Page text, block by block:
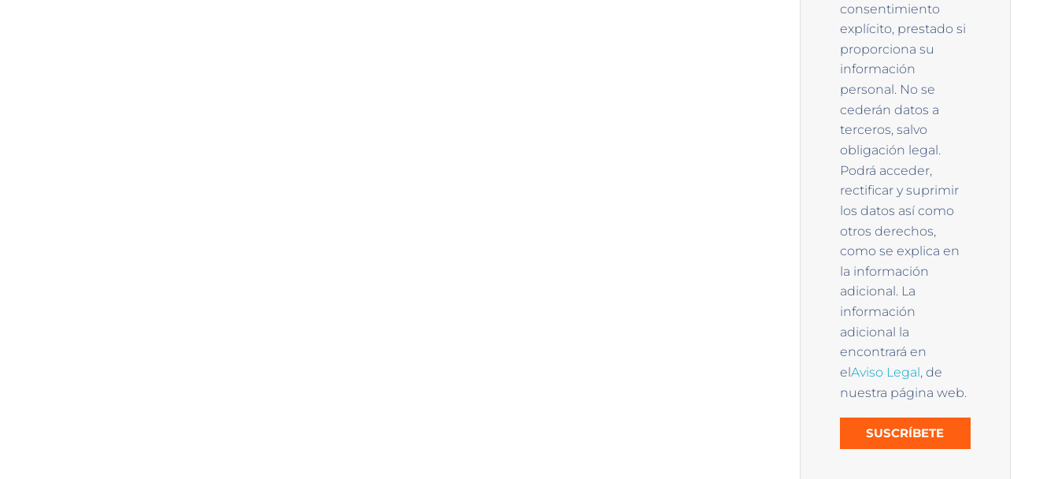
consentimiento
explícito, prestado si
proporciona su
información
personal. No se
cederán datos a
terceros, salvo
obligación legal.
Podrá acceder,
rectificar y suprimir
los datos así como
otros derechos,
como se explica en
la información
adicional. La
información
adicional la
encontrará en
elAviso Legal, de
nuestra página web.
SUSCRÍBETE